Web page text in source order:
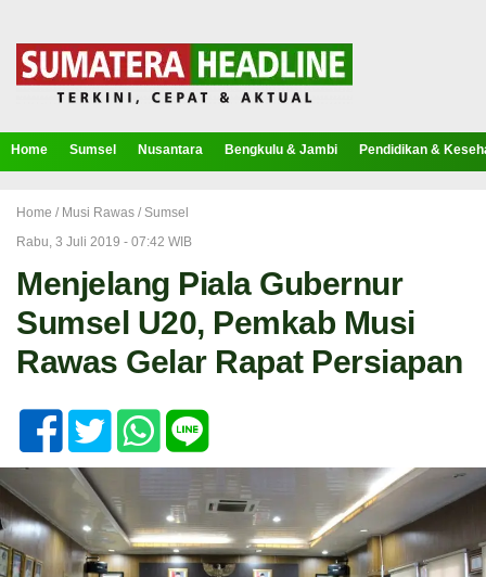
Home Sumsel Nusantara Bengkulu & Jambi Pendidikan &
Home / Musi Rawas / Sumsel
Rabu, 3 Juli 2019 - 07:42 WIB
Menjelang Piala Gubernur
Sumsel U20, Pemkab Musi
Rawas Gelar Rapat Persiapan